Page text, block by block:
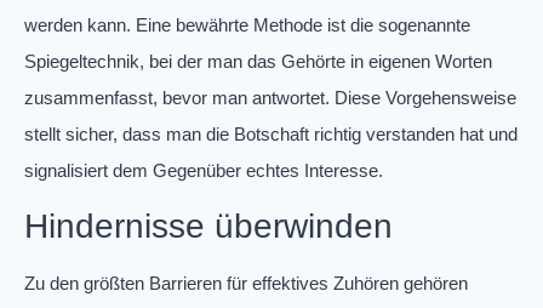
werden kann. Eine bewährte Methode ist die sogenannte
Spiegeltechnik, bei der man das Gehörte in eigenen Worten
zusammenfasst, bevor man antwortet. Diese Vorgehensweise
stellt sicher, dass man die Botschaft richtig verstanden hat und
signalisiert dem Gegenüber echtes Interesse.
Hindernisse überwinden
Zu den größten Barrieren für effektives Zuhören gehören